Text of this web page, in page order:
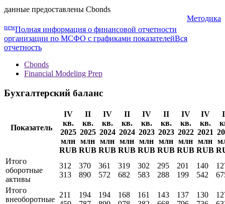
данные предоставлены Cbonds
Методика
newПолная информация о финансовой отчетности
организации по МСФО с графиками показателейВся
отчетность
Cbonds
Financial Modeling Prep
Бухгалтерский баланс
Показатель
IV
кв.
2025
млн
RUB
II
кв.
2025
млн
RUB
IV
кв.
2024
млн
RUB
II
кв.
2024
млн
RUB
IV
кв.
2023
млн
RUB
II
кв.
2023
млн
RUB
IV
кв.
2022
млн
RUB
IV
кв.
2021
млн
RUB
Итого
оборотные
активы
312
313
370
890
361
572
319
682
302
583
295
288
201
199
140
542
Итого
внеоборотные
211
194
194
168
161
143
137
130